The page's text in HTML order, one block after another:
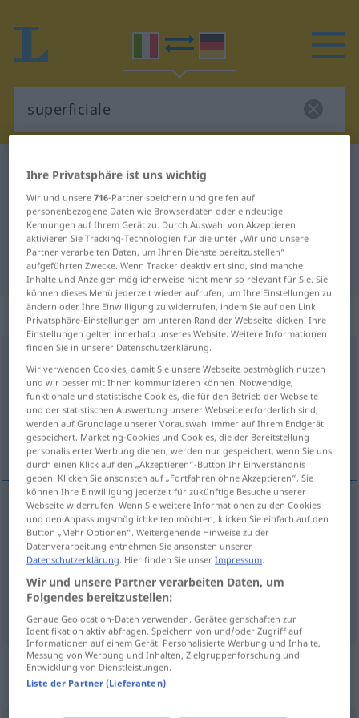
Italienisch-Deutsch Wörterbuch
Italienisch-Deutsch Übersetzung
für "superficiale"
"superficiale" Deutsch Übersetzung
„superficiale“: aggettivo
Übersicht aller Übersetzungen
(Für mehr Details die Übersetzung anklicken/antippen)
oberflächlich obere
oberflächlich superficiale
obere superficialesuperiore
„superficiale“: sostantivo maschile e
femminile maschile e
Ihre Privatsphäre ist uns wichtig
Wir und unsere716-Partner speichern und greifen auf
personenbezogene Daten wie Browserdaten oder eindeutige
Kennungen auf Ihrem Gerät zu. Durch Auswahl von Akzeptieren
aktivieren Sie Tracking-Technologien für die unter „Wir und unsere
Partner verarbeiten Daten, um Ihnen Dienste bereitzustellen“
aufgeführten Zwecke. Wenn Tracker deaktiviert sind, sind manche
Inhalte und Anzeigen möglicherweise nicht mehr so relevant für Sie. Sie
können dieses Menü jederzeit wieder aufrufen, um Ihre Einstellungen zu
ändern oder Ihre Einwilligung zu widerrufen, indem Sie auf den Link
Privatsphäre-Einstellungen am unteren Rand der Webseite klicken. Ihre
Einstellungen gelten innerhalb unseres Website. Weitere Informationen
finden Sie in unserer Datenschutzerklärung.
Wir verwenden Cookies, damit Sie unsere Webseite bestmöglich nutzen
und wir besser mit Ihnen kommunizieren können. Notwendige,
funktionale und statistische Cookies, die für den Betrieb der Webseite
und der statistischen Auswertung unserer Webseite erforderlich sind,
werden auf Grundlage unserer Vorauswahl immer auf Ihrem Endgerät
gespeichert. Marketing-Cookies und Cookies, die der Bereitstellung
personalisierter Werbung dienen, werden nur gespeichert, wenn Sie uns
durch einen Klick auf den „Akzeptieren“-Button Ihr Einverständnis
geben. Klicken Sie ansonsten auf „Fortfahren ohne Akzeptieren“. Sie
können Ihre Einwilligung jederzeit für zukünftige Besuche unserer
Webseite widerrufen. Wenn Sie weitere Informationen zu den Cookies
und den Anpassungsmöglichkeiten möchten, klicken Sie einfach auf den
Button „Mehr Optionen“. Weitergehende Hinweise zu der
Datenverarbeitung entnehmen Sie ansonsten unserer
Datenschutzerklärung. Hier finden Sie unserImpressum.
Wir und unsere Partner verarbeiten Daten, um
Folgendes bereitzustellen:
Genaue Geolocation-Daten verwenden. Geräteeigenschaften zur
Identifikation aktiv abfragen. Speichern von und/oder Zugriff auf
Informationen auf einem Gerät. Personalisierte Werbung und Inhalte,
Messung von Werbung und Inhalten, Zielgruppenforschung und
Entwicklung von Dienstleistungen.
Liste der Partner (Lieferanten)